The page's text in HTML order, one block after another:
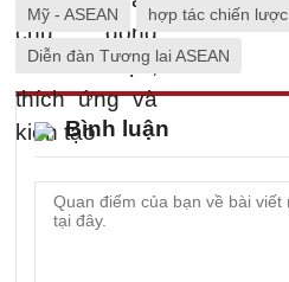
Mỹ - ASEAN hợp tác chiến lược
Diễn đàn Tương lai ASEAN
Bình luận